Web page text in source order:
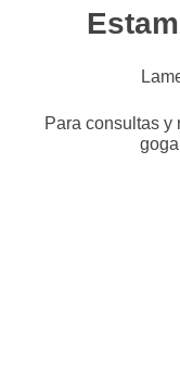
Para consultas y